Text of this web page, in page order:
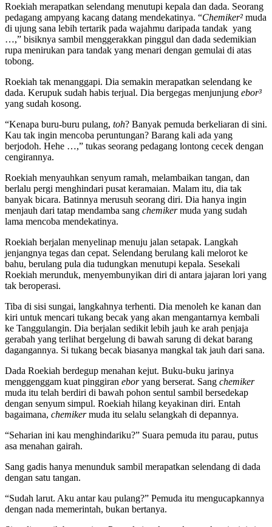
Roekiah merapatkan selendang menutupi kepala dan dada. Seorang
pedagang ampyang kacang datang mendekatinya. “Chemiker² muda
di ujung sana lebih tertarik pada wajahmu daripada tandak yang
…,” bisiknya sambil menggerakkan pinggul dan dada sedemikian
rupa menirukan para tandak yang menari dengan gemulai di atas
tobong.
Roekiah tak menanggapi. Dia semakin merapatkan selendang ke
dada. Kerupuk sudah habis terjual. Dia bergegas menjunjung ebor³
yang sudah kosong.
“Kenapa buru-buru pulang, toh? Banyak pemuda berkeliaran di sini.
Kau tak ingin mencoba peruntungan? Barang kali ada yang
berjodoh. Hehe …,” tukas seorang pedagang lontong cecek dengan
cengirannya.
Roekiah menyauhkan senyum ramah, melambaikan tangan, dan
berlalu pergi menghindari pusat keramaian. Malam itu, dia tak
banyak bicara. Batinnya merusuh seorang diri. Dia hanya ingin
menjauh dari tatap mendamba sang chemikermuda yang sudah
lama mencoba mendekatinya.
Roekiah berjalan menyelinap menuju jalan setapak. Langkah
jenjangnya tegas dan cepat. Selendang berulang kali melorot ke
bahu, berulang pula dia tudungkan menutupi kepala. Sesekali
Roekiah merunduk, menyembunyikan diri di antara jajaran lori yang
tak beroperasi.
Tiba di sisi sungai, langkahnya terhenti. Dia menoleh ke kanan dan
kiri untuk mencari tukang becak yang akan mengantarnya kembali
ke Tanggulangin. Dia berjalan sedikit lebih jauh ke arah penjaja
gerabah yang terlihat bergelung di bawah sarung di dekat barang
dagangannya. Si tukang becak biasanya mangkal tak jauh dari sana.
Dada Roekiah berdegup menahan kejut. Buku-buku jarinya
menggenggam kuat pinggiran eboryang berserat. Sang chemiker
muda itu telah berdiri di bawah pohon sentul sambil bersedekap
dengan senyum simpul. Roekiah hilang keyakinan diri. Entah
bagaimana, chemikermuda itu selalu selangkah di depannya.
“Seharian ini kau menghindariku?” Suara pemuda itu parau, putus
asa menahan gairah.
Sang gadis hanya menunduk sambil merapatkan selendang di dada
dengan satu tangan.
“Sudah larut. Aku antar kau pulang?” Pemuda itu mengucapkannya
dengan nada memerintah, bukan bertanya.